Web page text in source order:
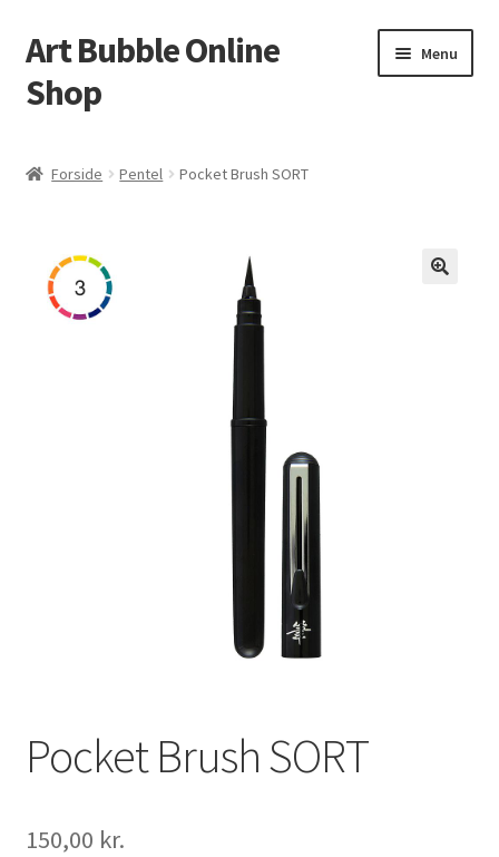
Spring
til
navigation
Spring
til
indhold
Art Bubble Online
Shop
Menu
Donation Failed
Donor Dashboard
Politik for refundering og returnerede varer
Forside Pentel Pocket Brush SORT
Pocket Brush SORT
150,00 kr.